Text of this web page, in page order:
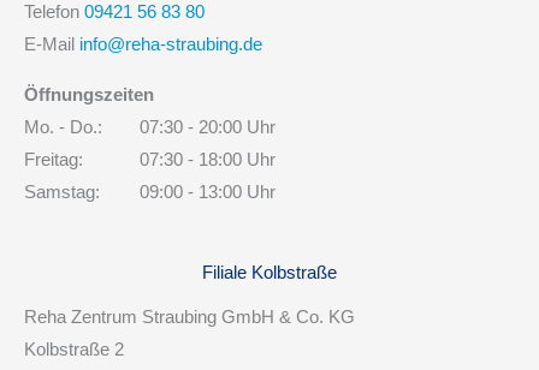
Telefon 09421 56 83 80
E-Mail info@reha-straubing.de
Öffnungszeiten
Mo. - Do.:
07:30 - 20:00 Uhr
Freitag:
07:30 - 18:00 Uhr
Samstag:
09:00 - 13:00 Uhr
Filiale Kolbstraße
Reha Zentrum Straubing GmbH & Co. KG
Kolbstraße 2